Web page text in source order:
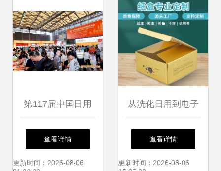
第117届中国日用
百货商品交易会火
热开幕，消费新趋
查看详情
更新时间：2026-08-06
从洗化日用到电子
产品 折叠外包装盒
的跨领域应用与采
查看详情
更新时间：2026-08-06